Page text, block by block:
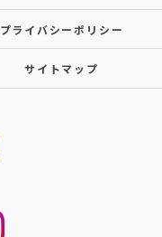
プライバシーポリシー
サイトマップ